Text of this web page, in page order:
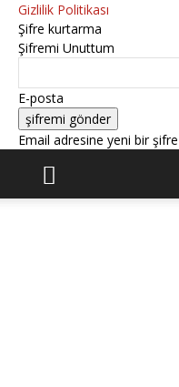
Gizlilik Politikası
Şifre kurtarma
Şifremi Unuttum
E-posta
Email adresine yeni bir